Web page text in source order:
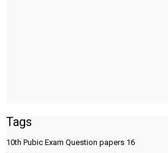
Tags
10th Pubic Exam Question papers 16